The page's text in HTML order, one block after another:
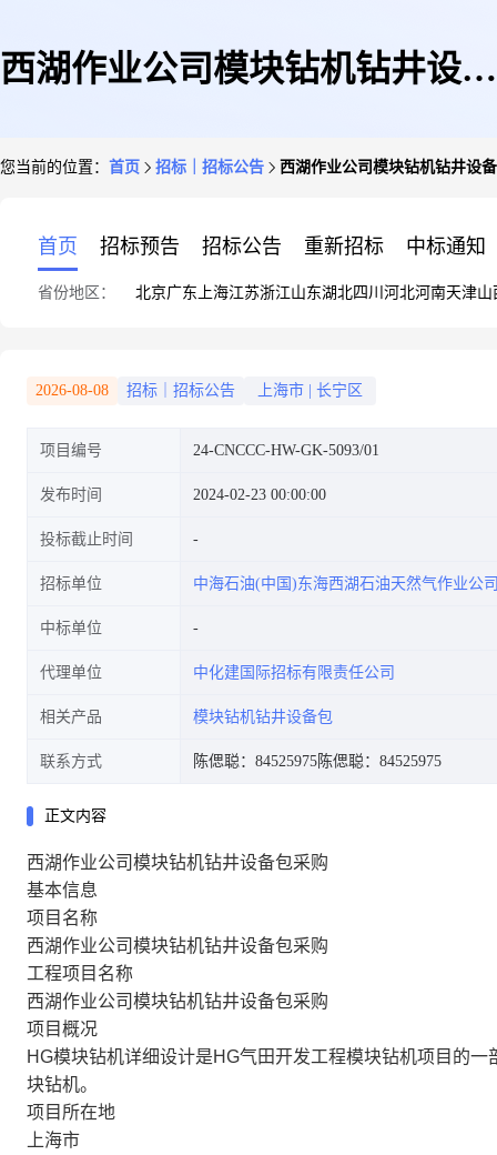
西湖作业公司模块钻机钻井设备
您当前的位置： 首页 招标｜招标公告 西湖作业公司模块钻机钻井设
首页 招标预告 招标公告 重新招标 中标通知
省份地区： 北京广东 上海江苏浙江山东湖北四川 河北河南天津山
2026-08-08 招标｜招标公告 上海市 长宁区
项目编号 24-CNCCC-HW-GK-5093/01
发布时间 2024-02-23 00:00:00
投标截止时间
招标单位 中海石油(中国)东海西湖石油天然气作业公
中标单位
代理单位 中化建国际招标有限责任公司
相关产品 模块钻机钻井设备包
联系方式 陈偲聪：84525975陈偲聪：84525975
正文内容
西湖作业公司模块钻机钻井设备包采购
基本信息
项目名称
西湖作业公司模块钻机钻井设备包采购
工程项目名称
西湖作业公司模块钻机钻井设备包采购
项目概况
HG模块钻机详细设计是HG气田开发工程模块钻机项目的
块钻机。
项目所在地
上海市